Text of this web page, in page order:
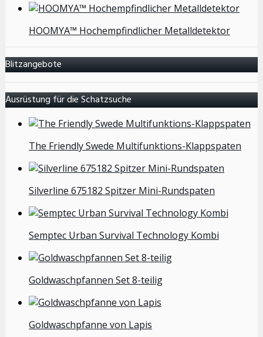
HOOMYA™ Hochempfindlicher Metalldetektor
Blitzangebote
Ausrüstung für die Schatzsuche
The Friendly Swede Multifunktions-Klappspaten
Silverline 675182 Spitzer Mini-Rundspaten
Semptec Urban Survival Technology Kombi
Goldwaschpfannen Set 8-teilig
Goldwaschpfanne von Lapis